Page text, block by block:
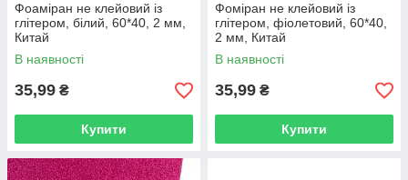
Фоаміран не клейовий із
глітером, білий, 60*40, 2 мм,
Китай
В наявності
35,99 ₴
Купити
Фоміран не клейовий із
глітером, фіолетовий, 60*40,
2 мм, Китай
В наявності
35,99 ₴
Купити